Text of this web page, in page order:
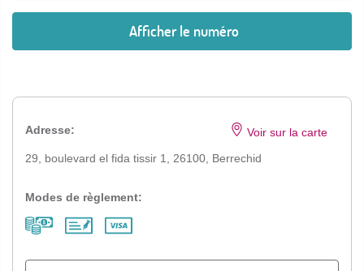
Afficher le numéro
Adresse:
29, boulevard el fida tissir 1, 26100, Berrechid
Voir sur la carte
Modes de règlement: